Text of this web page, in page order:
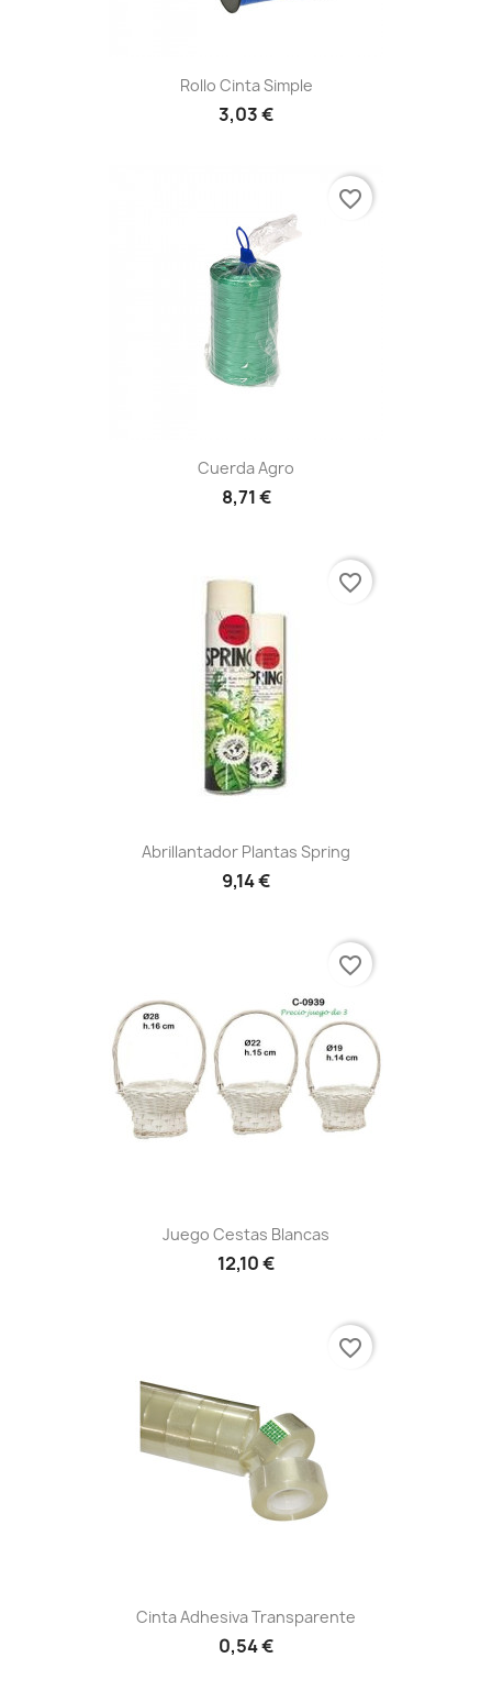
Rollo Cinta Simple
3,03 €
Cuerda Agro
8,71 €
favorite_border
Abrillantador Plantas Spring
9,14 €
favorite_border
Juego Cestas Blancas
12,10 €
favorite_border
Cinta Adhesiva Transparente
0,54 €
favorite_border